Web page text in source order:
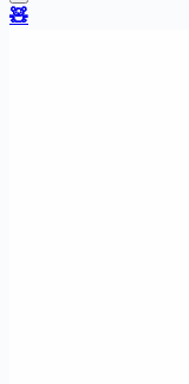
🧸